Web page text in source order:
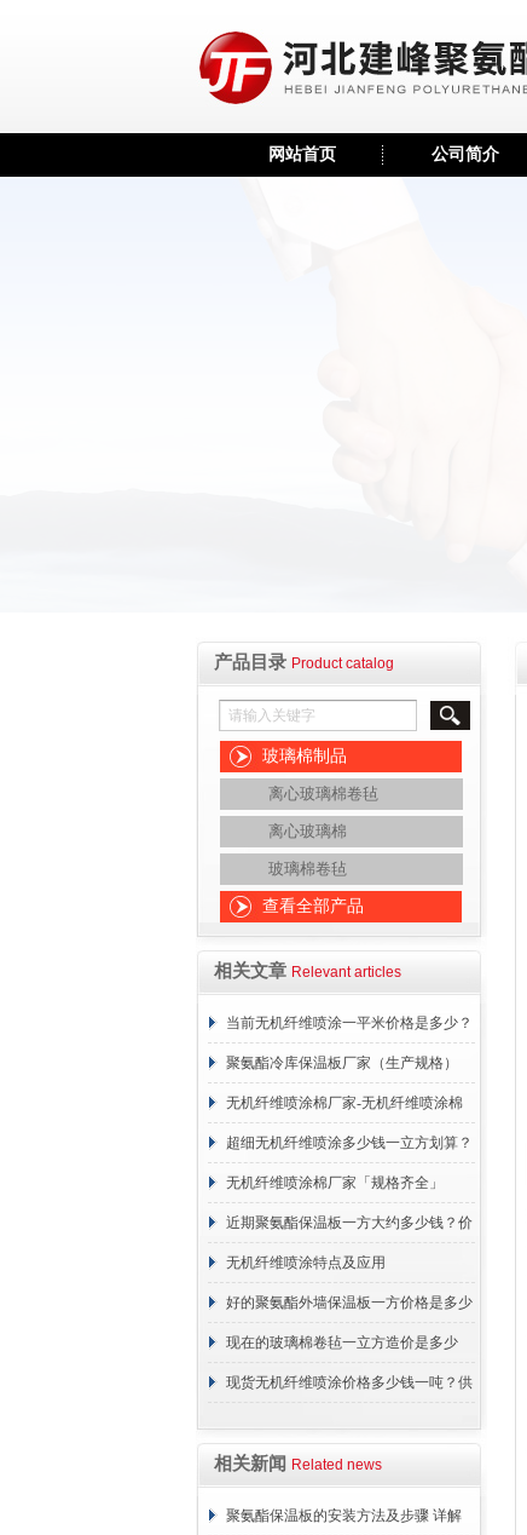
网站首页 公司简介
产品目录 Product catalog
玻璃棉制品
离心玻璃棉卷毡
离心玻璃棉
玻璃棉卷毡
查看全部产品
相关文章 Relevant articles
当前无机纤维喷涂一平米价格是多少？
报价表
聚氨酯冷库保温板厂家（生产规格）
无机纤维喷涂棉厂家-无机纤维喷涂棉
支持定制厂家-【建峰保温】
超细无机纤维喷涂多少钱一立方划算？
价格
无机纤维喷涂棉厂家「规格齐全」
近期聚氨酯保温板一方大约多少钱？价
格行情
无机纤维喷涂特点及应用
好的聚氨酯外墙保温板一方价格是多少
钱？
现在的玻璃棉卷毡一立方造价是多少
钱？价格行情
现货无机纤维喷涂价格多少钱一吨？供
相关新闻 Related news
聚氨酯保温板的安装方法及步骤 详解